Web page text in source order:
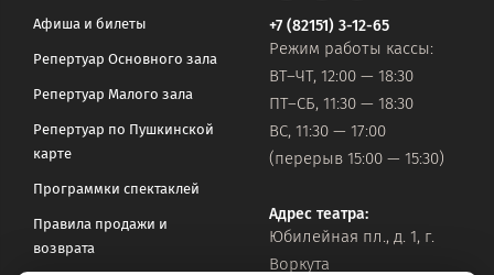
Афиша и билеты
Репертуар Основного зала
Репертуар Малого зала
Репертуар по Пушкинской
карте
Программки спектаклей
Правила продажи и
возврата
+7 (82151) 3-12-65
Режим работы кассы:
ВТ–ЧТ, 12:00 — 18:30
ПТ–СБ, 11:30 — 18:30
ВС, 11:30 — 17:00
(перерыв 15:00 — 15:30)
Адрес театра:
Юбилейная пл., д. 1, г.
Воркута